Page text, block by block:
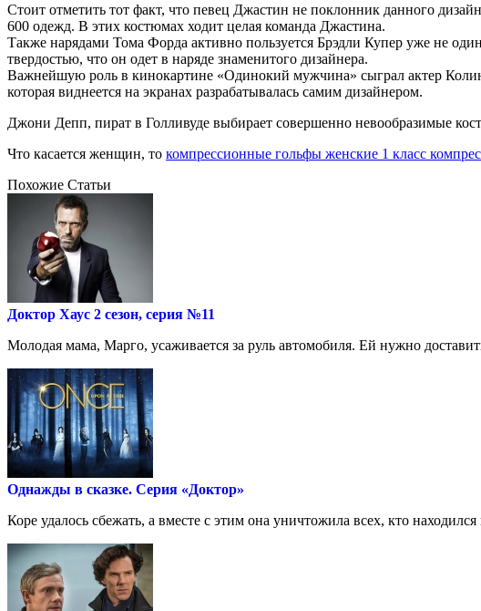
Стоит отметить тот факт, что певец Джастин не поклонник данного
600 одежд. В этих костюмах ходит целая команда Джастина.
Также нарядами Тома Форда активно пользуется Брэдли Купер уже не
твердостью, что он одет в наряде знаменитого дизайнера.
Важнейшую роль в кинокартине «Одинокий мужчина» сыграл актер
которая виднеется на экранах разрабатывалась самим дизайнером.
Джони Депп, пират в Голливуде выбирает совершенно невообразимые
Что касается женщин, то компрессионные гольфы женские 1 класс
Похожие Статьи
Доктор Хаус 2 сезон, серия №11
Молодая мама, Марго, усаживается за руль автомобиля. Ей нужно
Однажды в сказке. Серия «Доктор»
Коре удалось сбежать, а вместе с этим она уничтожила всех, кто